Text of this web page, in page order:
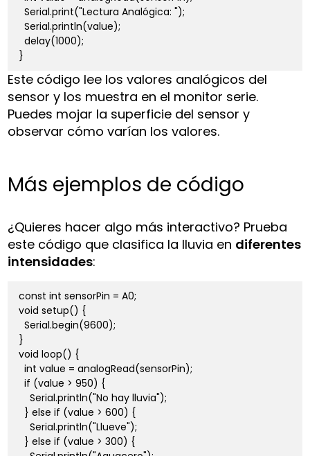
  Serial.print("Lectura Analógica: ");
  Serial.println(value);
  delay(1000);
Este código lee los valores analógicos del
sensor y los muestra en el monitor serie.
Puedes mojar la superficie del sensor y
observar cómo varían los valores.
Más ejemplos de código
¿Quieres hacer algo más interactivo? Prueba
este código que clasifica la lluvia en diferentes
intensidades:
const int sensorPin = A0;
void setup() {
  Serial.begin(9600);
}
void loop() {
  int value = analogRead(sensorPin);
  if (value > 950) {
    Serial.println("No hay lluvia");
  } else if (value > 600) {
    Serial.println("Llueve");
  } else if (value > 300) {